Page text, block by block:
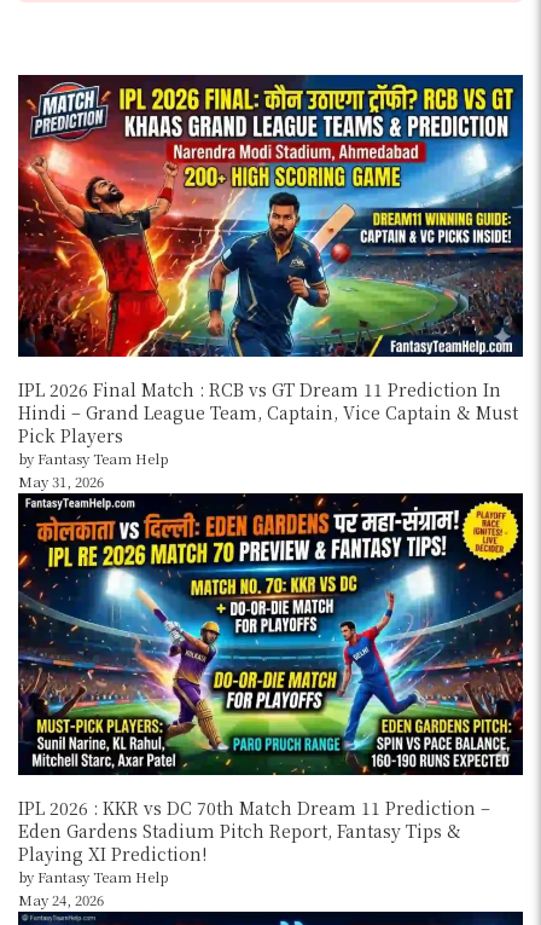
IPL 2026 Final Match : RCB vs GT Dream 11 Prediction In
Hindi – Grand League Team, Captain, Vice Captain & Must
Pick Players
by Fantasy Team Help
May 31, 2026
IPL 2026 : KKR vs DC 70th Match Dream 11 Prediction –
Eden Gardens Stadium Pitch Report, Fantasy Tips &
Playing XI Prediction!
by Fantasy Team Help
May 24, 2026